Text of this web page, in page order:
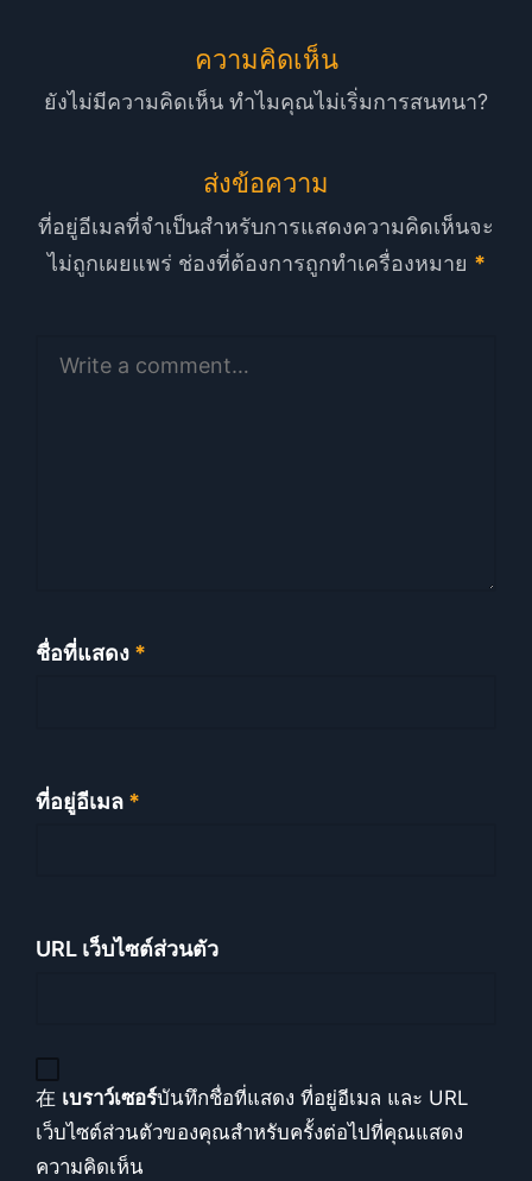
ความคิดเห็น
ยังไม่มีความคิดเห็น ทำไมคุณไม่เริ่มการสนทนา?
ส่งข้อความ
ที่อยู่อีเมลที่จำเป็นสำหรับการแสดงความคิดเห็นจะ
ไม่ถูกเผยแพร่ ช่องที่ต้องการถูกทำเครื่องหมาย *
ชื่อที่แสดง *
ที่อยู่อีเมล *
URL เว็บไซต์ส่วนตัว
在 เบราว์เซอร์บันทึกชื่อที่แสดง ที่อยู่อีเมล และ URL
เว็บไซต์ส่วนตัวของคุณสำหรับครั้งต่อไปที่คุณแสดง
ความคิดเห็น